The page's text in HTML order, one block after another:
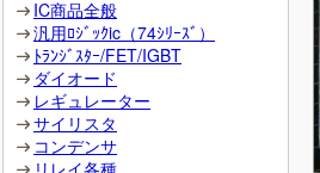
IC商品全般
汎用ﾛｼﾞｯｸic（74ｼﾘｰｽﾞ）
ﾄﾗﾝｼﾞｽﾀｰ/FET/IGBT
ダイオード
レギュレーター
サイリスタ
コンデンサ
リレイ各種